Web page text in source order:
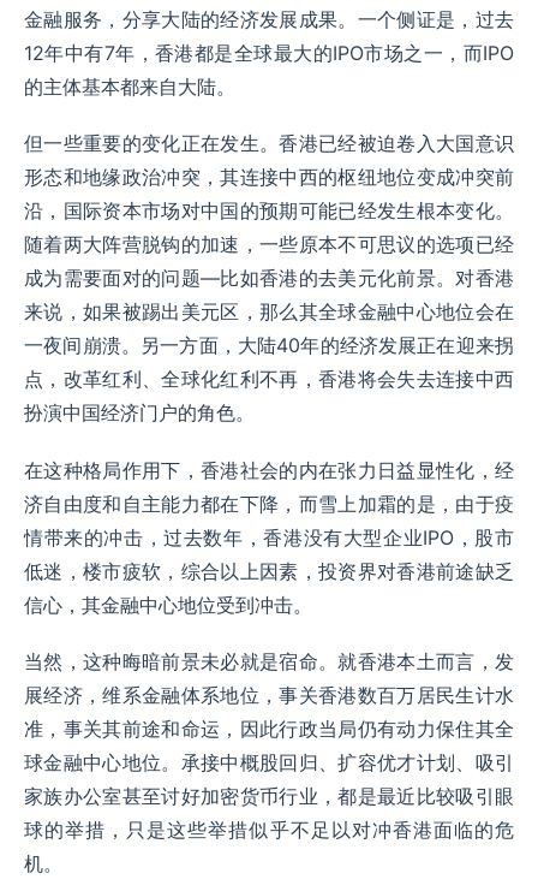
金融服务，分享大陆的经济发展成果。一个侧证是，过去
12年中有7年，香港都是全球最大的IPO市场之一，而IPO
的主体基本都来自大陆。
但一些重要的变化正在发生。香港已经被迫卷入大国意识
形态和地缘政治冲突，其连接中西的枢纽地位变成冲突前
沿，国际资本市场对中国的预期可能已经发生根本变化。
随着两大阵营脱钩的加速，一些原本不可思议的选项已经
成为需要面对的问题—比如香港的去美元化前景。对香港
来说，如果被踢出美元区，那么其全球金融中心地位会在
一夜间崩溃。另一方面，大陆40年的经济发展正在迎来拐
点，改革红利、全球化红利不再，香港将会失去连接中西
扮演中国经济门户的角色。
在这种格局作用下，香港社会的内在张力日益显性化，经
济自由度和自主能力都在下降，而雪上加霜的是，由于疫
情带来的冲击，过去数年，香港没有大型企业IPO，股市
低迷，楼市疲软，综合以上因素，投资界对香港前途缺乏
信心，其金融中心地位受到冲击。
当然，这种晦暗前景未必就是宿命。就香港本土而言，发
展经济，维系金融体系地位，事关香港数百万居民生计水
准，事关其前途和命运，因此行政当局仍有动力保住其全
球金融中心地位。承接中概股回归、扩容优才计划、吸引
家族办公室甚至讨好加密货币行业，都是最近比较吸引眼
球的举措，只是这些举措似乎不足以对冲香港面临的危
机。